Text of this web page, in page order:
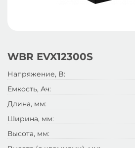
WBR EVX12300S
Напряжение, B:
Емкость, Ач:
Длина, мм:
Ширина, мм:
Высота, мм: